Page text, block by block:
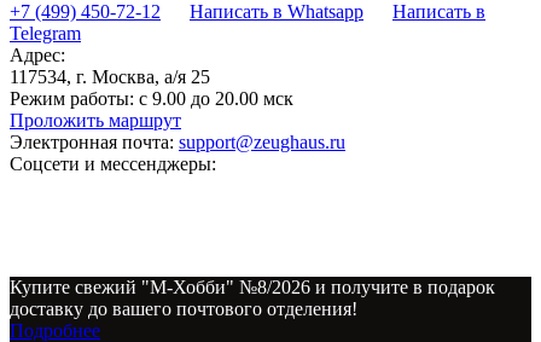
+7 (499) 450-72-12
Написать в Whatsapp
Написать в
Telegram
Адрес:
117534, г. Москва, а/я 25
Режим работы: с 9.00 до 20.00 мск
Проложить маршрут
Электронная почта: support@zeughaus.ru
Соцсети и мессенджеры:
Купите свежий "М-Хобби" №8/2026 и получите в подарок
доставку до вашего почтового отделения!
Подробнее